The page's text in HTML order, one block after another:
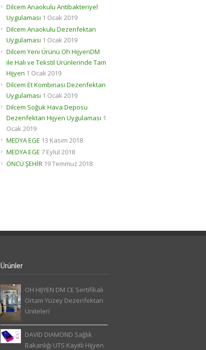
Dilcem Anaokulu Antibakteriyel
Uygulaması 1 Ocak 2019
Dilcem Anaokulu Dezenfektan
Uygulaması 1 Ocak 2019
Dilcem Yeni Ürünü Oh HijyenDM
ile Halı ve Tekstil Ürünlerinde Tam
Hijyen 1 Ocak 2019
Dilcem Et Kombinası Dezenfektan
Uygulaması 1 Ocak 2019
Dilcem Soğuk Hava Deposu
Dezenfektan Hijyen Uygulaması 1
Ocak 2019
MEDYA EGE 13 Kasım 2018
MEDYA EGE 7 Eylül 2018
ÖNCÜ ŞEHİR 19 Temmuz 2018
Ürünler
OH HIJYEN DM CE Sertifikalı
Ortam Yüzey Dezenfektan
Üniteleri
DAVID DIAMOND Sağlık
Bakanlığı UTS Kayıtlı Hijyen